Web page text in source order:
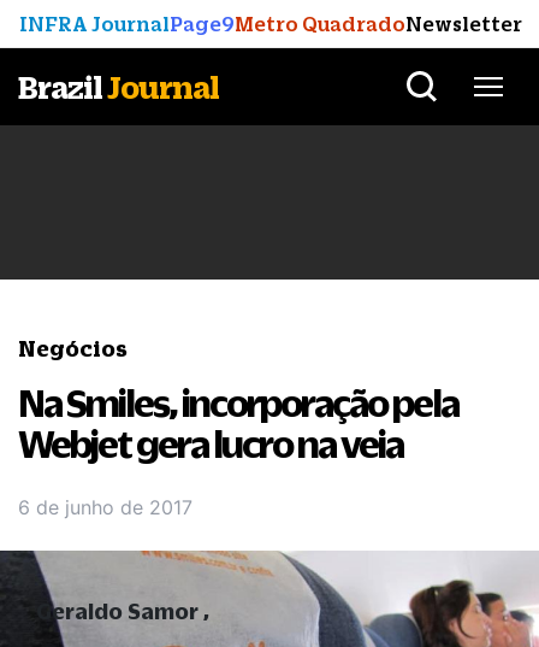
INFRA JournalPage9Metro QuadradoNewsletter
BrazilJournal
Negócios
Na Smiles, incorporação pela
Webjet gera lucro na veia
6 de junho de 2017
Geraldo Samor